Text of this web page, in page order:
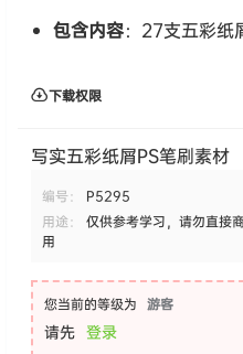
包含内容：27支五彩纸
下载权限
写实五彩纸屑PS笔刷素材
编号： P5295
用途：
仅供参考学习，请勿直接
用
您当前的等级为 游客
请先 登录